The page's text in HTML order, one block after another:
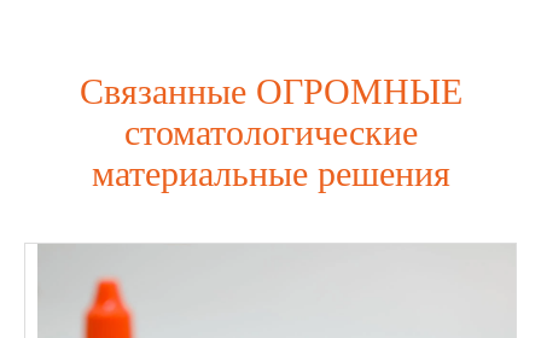
Связанные ОГРОМНЫЕ
стоматологические
материальные решения